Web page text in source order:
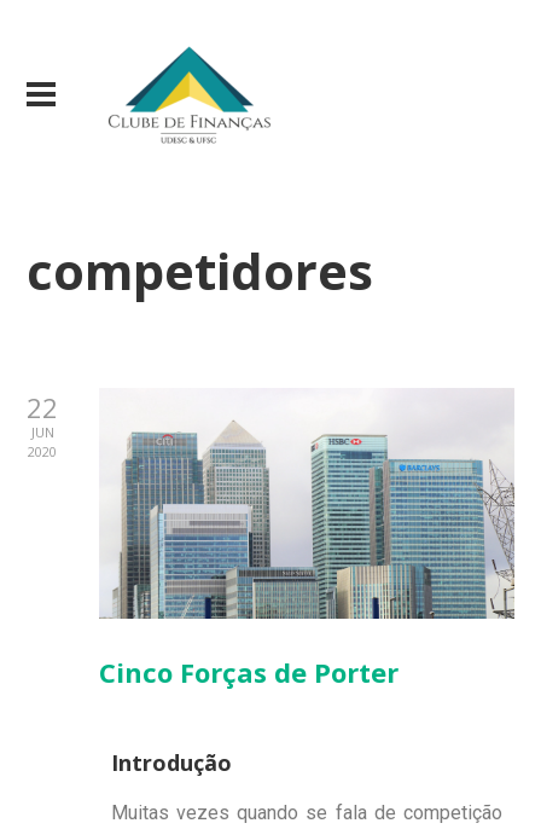
competidores
22
JUN
2020
Cinco Forças de Porter
Introdução
Muitas vezes quando se fala de competição